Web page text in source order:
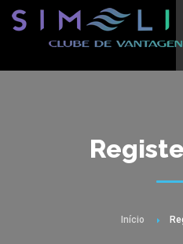
Início